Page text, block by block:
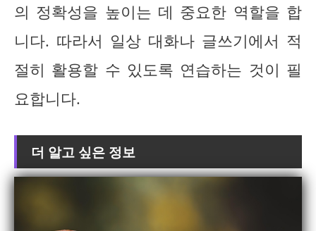
의 정확성을 높이는 데 중요한 역할을 합
니다. 따라서 일상 대화나 글쓰기에서 적
절히 활용할 수 있도록 연습하는 것이 필
요합니다.
더 알고 싶은 정보